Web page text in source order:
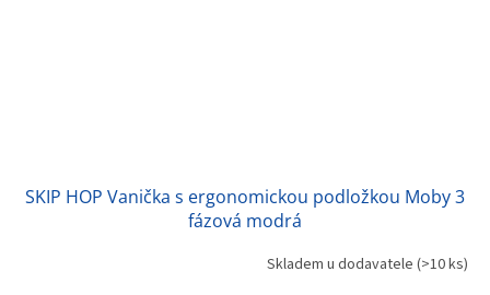
SKIP HOP Vanička s ergonomickou podložkou Moby 3
fázová modrá
Skladem u dodavatele (>10 ks)